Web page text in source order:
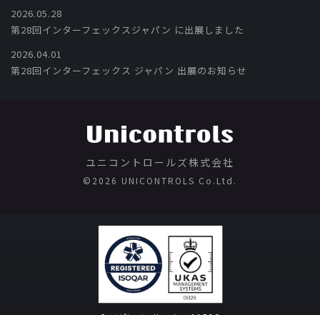
2026.05.28
第28回インターフェックスジャパン に出展しました
2026.04.01
第28回インターフェックス ジャパン 出展のお知らせ
ユニコントロールズ株式会社
©️2026 UNICONTROLS Co.Ltd.